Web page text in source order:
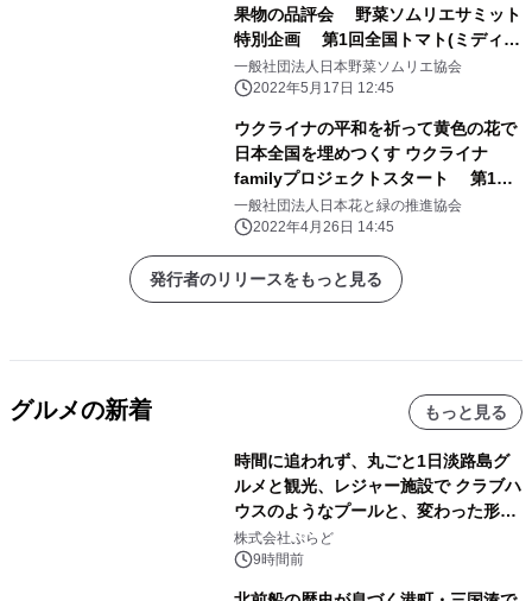
果物の品評会 野菜ソムリエサミット
特別企画 第1回全国トマト(ミディア
ム・ラージ)選手権
一般社団法人日本野菜ソムリエ協会
2022年5月17日 12:45
ウクライナの平和を祈って黄色の花で
日本全国を埋めつくす ウクライナ
familyプロジェクトスタート 第1回
目は渋谷の街を黄色に彩る！
一般社団法人日本花と緑の推進協会
2022年4月26日 14:45
発行者のリリースをもっと見る
グルメの新着 もっと見る
時間に追われず、丸ごと1日淡路島グ
ルメと観光、レジャー施設で クラブハ
ウスのようなプールと、変わった形の
サウナも 「THE BOXY AWAJI」のお
得な素泊まり連泊プランで
株式会社ぷらど
9時間前